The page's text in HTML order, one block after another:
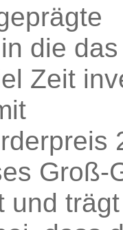
die das
Zeit
Groß-
und